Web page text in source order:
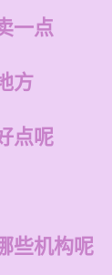
一点
方
点呢
些机构呢